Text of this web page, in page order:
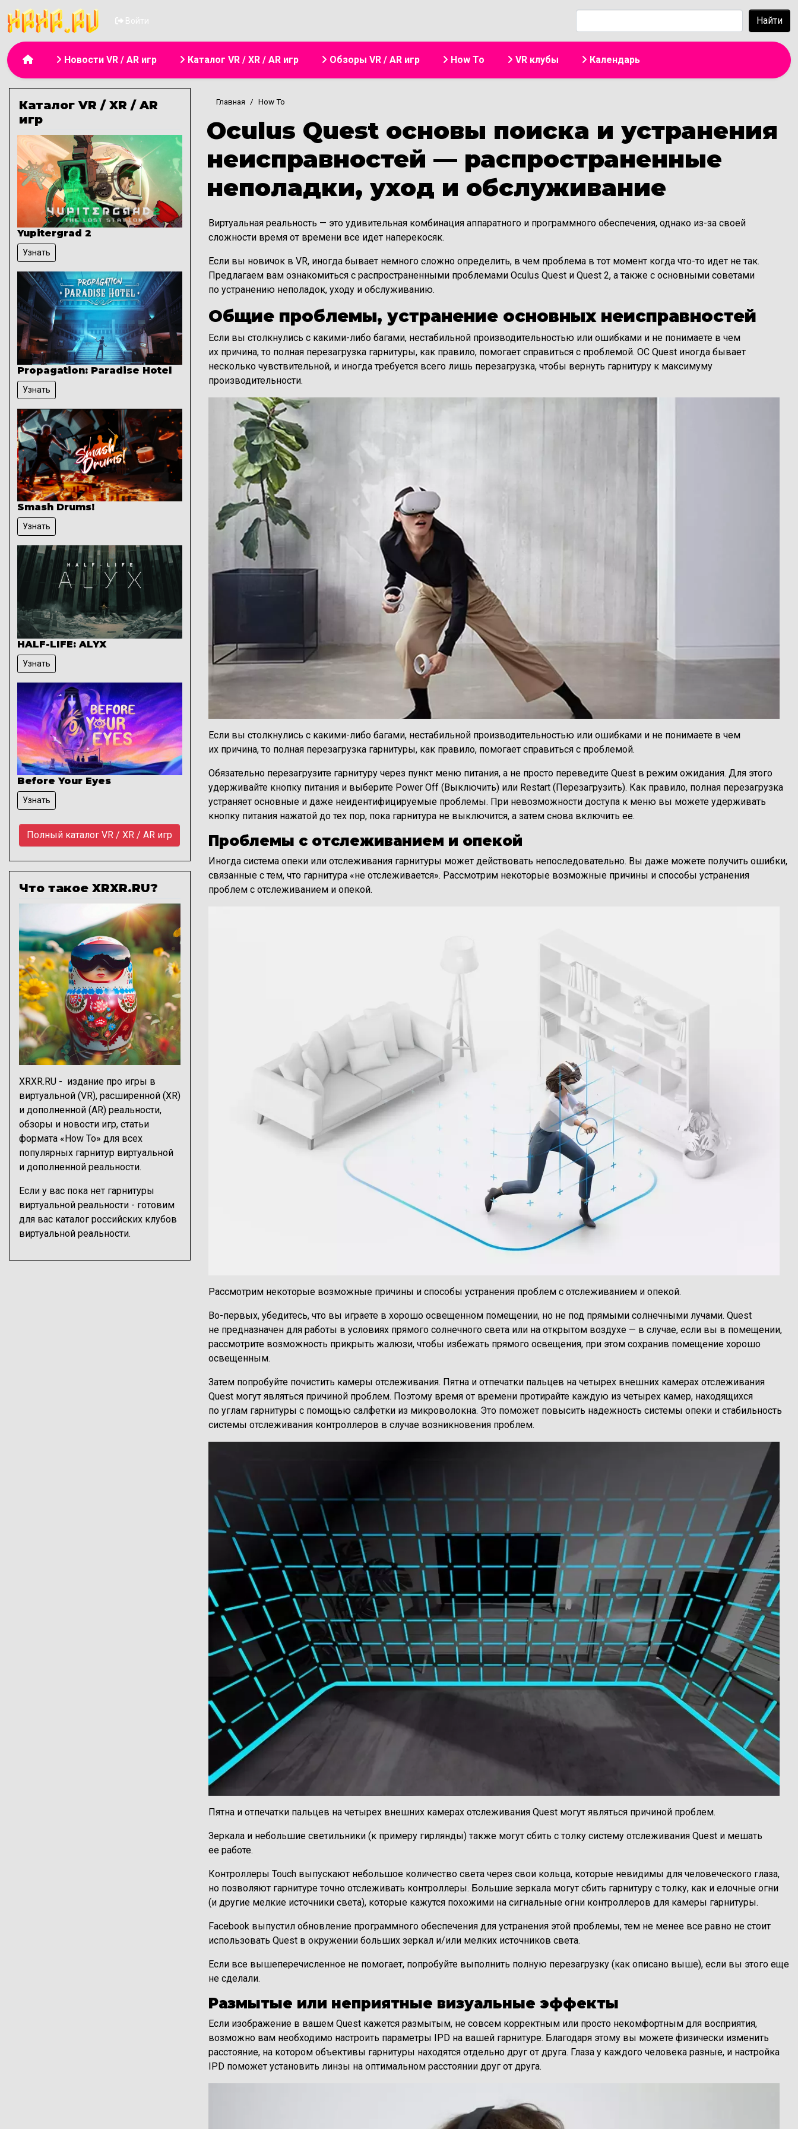
Меню учётной записи пользователя
Войти Найти
Основная навигация
Новости VR / AR игр Каталог VR / XR / AR игр Обзоры VR / AR игр How To VR клубы Календарь
Главная How To
Oculus Quest основы поиска и устранения
неисправностей — распространенные
неполадки, уход и обслуживание
Виртуальная реальность — это удивительная комбинация аппаратного и программного обеспечения, однако из-за своей
сложности время от времени все идет наперекосяк.
Если вы новичок в VR, иногда бывает немного сложно определить, в чем проблема в тот момент когда что-то идет не так.
Предлагаем вам ознакомиться с распространенными проблемами Oculus Quest и Quest 2, а также с основными советами
по устранению неполадок, уходу и обслуживанию.
Общие проблемы, устранение основных неисправностей
Если вы столкнулись с какими-либо багами, нестабильной производительностью или ошибками и не понимаете в чем
их причина, то полная перезагрузка гарнитуры, как правило, помогает справиться с проблемой. ОС Quest иногда бывает
несколько чувствительной, и иногда требуется всего лишь перезагрузка, чтобы вернуть гарнитуру к максимуму
производительности.
Изображение
Если вы столкнулись с какими-либо багами, нестабильной производительностью или ошибками и не понимаете в чем
их причина, то полная перезагрузка гарнитуры, как правило, помогает справиться с проблемой.
Обязательно перезагрузите гарнитуру через пункт меню питания, а не просто переведите Quest в режим ожидания. Для этого
удерживайте кнопку питания и выберите Power Off (Выключить) или Restart (Перезагрузить). Как правило, полная перезагрузка
устраняет основные и даже неидентифицируемые проблемы. При невозможности доступа к меню вы можете удерживать
кнопку питания нажатой до тех пор, пока гарнитура не выключится, а затем снова включить ее.
Проблемы с отслеживанием и опекой
Иногда система опеки или отслеживания гарнитуры может действовать непоследовательно. Вы даже можете получить ошибки,
связанные с тем, что гарнитура «не отслеживается». Рассмотрим некоторые возможные причины и способы устранения
проблем с отслеживанием и опекой.
Рассмотрим некоторые возможные причины и способы устранения проблем с отслеживанием и опекой.
Во-первых, убедитесь, что вы играете в хорошо освещенном помещении, но не под прямыми солнечными лучами. Quest
не предназначен для работы в условиях прямого солнечного света или на открытом воздухе — в случае, если вы в помещении,
рассмотрите возможность прикрыть жалюзи, чтобы избежать прямого освещения, при этом сохранив помещение хорошо
освещенным.
Затем попробуйте почистить камеры отслеживания. Пятна и отпечатки пальцев на четырех внешних камерах отслеживания
Quest могут являться причиной проблем. Поэтому время от времени протирайте каждую из четырех камер, находящихся
по углам гарнитуры с помощью салфетки из микроволокна. Это поможет повысить надежность системы опеки и стабильность
системы отслеживания контроллеров в случае возникновения проблем.
Пятна и отпечатки пальцев на четырех внешних камерах отслеживания Quest могут являться причиной проблем.
Зеркала и небольшие светильники (к примеру гирлянды) также могут сбить с толку систему отслеживания Quest и мешать
ее работе.
Контроллеры Touch выпускают небольшое количество света через свои кольца, которые невидимы для человеческого глаза,
но позволяют гарнитуре точно отслеживать контроллеры. Большие зеркала могут сбить гарнитуру c толку, как и елочные огни
(и другие мелкие источники света), которые кажутся похожими на сигнальные огни контроллеров для камеры гарнитуры.
Facebook выпустил обновление программного обеспечения для устранения этой проблемы, тем не менее все равно не стоит
использовать Quest в окружении больших зеркал и/или мелких источников света.
Если все вышеперечисленное не помогает, попробуйте выполнить полную перезагрузку (как описано выше), если вы этого еще
не сделали.
Размытые или неприятные визуальные эффекты
Если изображение в вашем Quest кажется размытым, не совсем корректным или просто некомфортным для восприятия,
возможно вам необходимо настроить параметры IPD на вашей гарнитуре. Благодаря этому вы можете физически изменить
расстояние, на котором объективы гарнитуры находятся отдельно друг от друга. Глаза у каждого человека разные, и настройка
IPD поможет установить линзы на оптимальном расстоянии друг от друга.
Каталог VR / XR / AR
игр
Yupitergrad 2
Узнать
Propagation: Paradise Hotel
Узнать
Smash Drums!
Узнать
HALF-LIFE: ALYX
Узнать
Before Your Eyes
Узнать
Полный каталог VR / XR / AR игр
Что такое XRXR.RU?
XRXR.RU - издание про игры в
виртуальной (VR), расширенной (XR)
и дополненной (AR) реальности,
обзоры и новости игр, статьи
формата «How To» для всех
популярных гарнитур виртуальной
и дополненной реальности.
Если у вас пока нет гарнитуры
виртуальной реальности - готовим
для вас каталог российских клубов
виртуальной реальности.